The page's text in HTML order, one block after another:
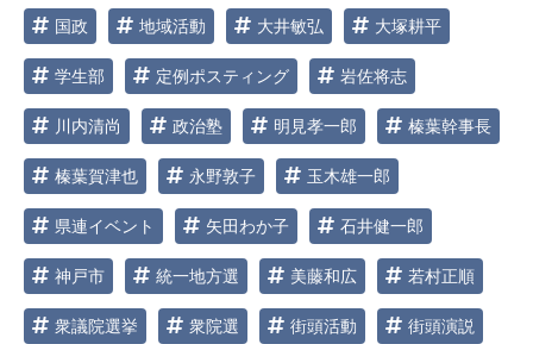
国政 地域活動 大井敏弘 大塚耕平
学生部 定例ポスティング 岩佐将志
川内清尚 政治塾 明見孝一郎 榛葉幹事長
榛葉賀津也 永野敦子 玉木雄一郎
県連イベント 矢田わか子 石井健一郎
神戸市 統一地方選 美藤和広 若村正順
衆議院選挙 衆院選 街頭活動 街頭演説